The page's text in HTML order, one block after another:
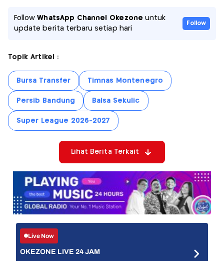
FollowWhatsApp Channel Okezone untuk
update berita terbaru setiap hari
Follow
Topik Artikel :
Bursa Transfer Timnas Montenegro
Persib Bandung Balsa Sekulic
Super League 2026-2027
Lihat Berita Terkait
Live Now
OKEZONE LIVE 24 JAM